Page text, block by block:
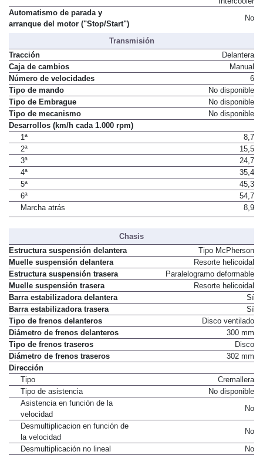
Automatismo de parada y
arranque del motor ("Stop/Start")
No
Transmisión
Tracción
Delantera
Caja de cambios
Manual
Número de velocidades
6
Tipo de mando
No disponible
Tipo de Embrague
No disponible
Tipo de mecanismo
No disponible
Desarrollos (km/h cada 1.000 rpm)
1ª
8,7
2ª
15,5
3ª
24,7
4ª
35,4
5ª
45,3
6ª
54,7
Marcha atrás
8,9
Chasis
Estructura suspensión delantera
Tipo McPherson
Muelle suspensión delantera
Resorte helicoidal
Estructura suspensión trasera
Paralelogramo deformable
Muelle suspensión trasera
Resorte helicoidal
Barra estabilizadora delantera
Sí
Barra estabilizadora trasera
Sí
Tipo de frenos delanteros
Disco ventilado
Diámetro de frenos delanteros
300 mm
Tipo de frenos traseros
Disco
Diámetro de frenos traseros
302 mm
Dirección
Tipo
Cremallera
Tipo de asistencia
No disponible
Asistencia en función de la
velocidad
No
Desmultiplicacion en función de
la velocidad
No
Desmultiplicación no lineal
No